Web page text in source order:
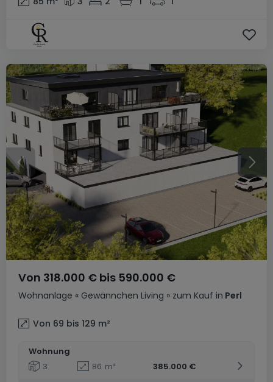
Wohnanlage « Gewännchen Living » zum Kauf in Perl
Von 318.000 € bis 590.000 €
Von 69 bis 129 m²
Wohnung
3
86 m²
385.000 €